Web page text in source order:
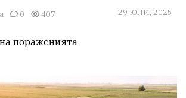
0 407 29 ЮЛИ, 2025
пораженията